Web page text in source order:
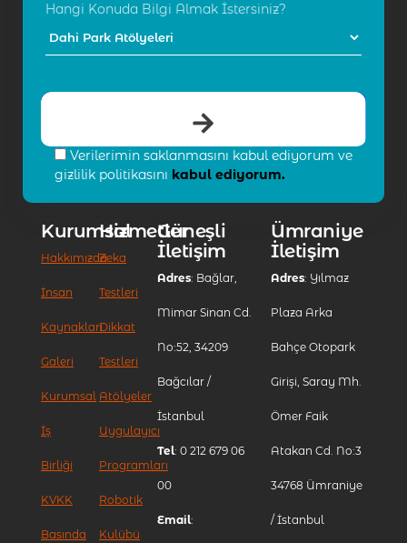
Hangi Konuda Bilgi Almak İstersiniz?
Verilerimin saklanmasını kabul ediyorum ve
gizlilik politikasını kabul ediyorum.
Kurumsal
Hakkımızda
İnsan
Kaynakları
Galeri
Kurumsal
İş
Birliği
KVKK
Basında
Hizmetler
Zeka
Testleri
Dikkat
Testleri
Atölyeler
Uygulayıcı
Programları
Robotik
Kulübü
Güneşli
İletişim
Adres: Bağlar,
Mimar Sinan Cd.
No:52, 34209
Bağcılar /
İstanbul
Tel: 0 212 679 06
00
Email:
Ümraniye
İletişim
Adres: Yılmaz
Plaza Arka
Bahçe Otopark
Girişi, Saray Mh.
Ömer Faik
Atakan Cd. No:3
34768 Ümraniye
/ İstanbul